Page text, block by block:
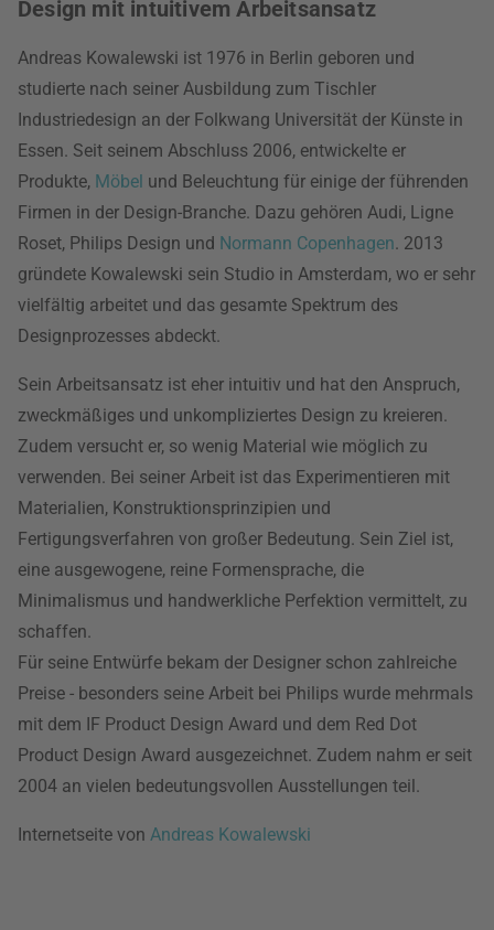
Design mit intuitivem Arbeitsansatz
Andreas Kowalewski ist 1976 in Berlin geboren und
studierte nach seiner Ausbildung zum Tischler
Industriedesign an der Folkwang Universität der Künste in
Essen. Seit seinem Abschluss 2006, entwickelte er
Produkte, Möbel und Beleuchtung für einige der führenden
Firmen in der Design-Branche. Dazu gehören Audi, Ligne
Roset, Philips Design und Normann Copenhagen. 2013
gründete Kowalewski sein Studio in Amsterdam, wo er sehr
vielfältig arbeitet und das gesamte Spektrum des
Designprozesses abdeckt.
Sein Arbeitsansatz ist eher intuitiv und hat den Anspruch,
zweckmäßiges und unkompliziertes Design zu kreieren.
Zudem versucht er, so wenig Material wie möglich zu
verwenden. Bei seiner Arbeit ist das Experimentieren mit
Materialien, Konstruktionsprinzipien und
Fertigungsverfahren von großer Bedeutung. Sein Ziel ist,
eine ausgewogene, reine Formensprache, die
Minimalismus und handwerkliche Perfektion vermittelt, zu
schaffen.
Für seine Entwürfe bekam der Designer schon zahlreiche
Preise - besonders seine Arbeit bei Philips wurde mehrmals
mit dem IF Product Design Award und dem Red Dot
Product Design Award ausgezeichnet. Zudem nahm er seit
2004 an vielen bedeutungsvollen Ausstellungen teil.
Internetseite von Andreas Kowalewski